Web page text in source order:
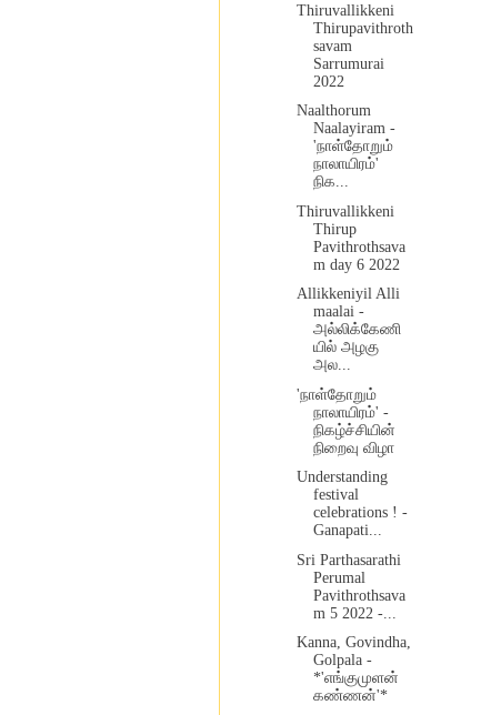
Thiruvallikkeni
Thirupavithroth
savam
Sarrumurai
2022
Naalthorum
Naalayiram -
'நாள்தோறும்
நாலாயிரம்'
நிக...
Thiruvallikkeni
Thirup
Pavithrothsava
m day 6 2022
Allikkeniyil Alli
maalai -
அல்லிக்கேணி
யில் அழகு
அல...
'நாள்தோறும்
நாலாயிரம்' -
நிகழ்ச்சியின்
நிறைவு விழா
Understanding
festival
celebrations ! -
Ganapati...
Sri Parthasarathi
Perumal
Pavithrothsava
m 5 2022 -...
Kanna, Govindha,
Golpala -
*'எங்குமுளன்
கண்ணன்'*